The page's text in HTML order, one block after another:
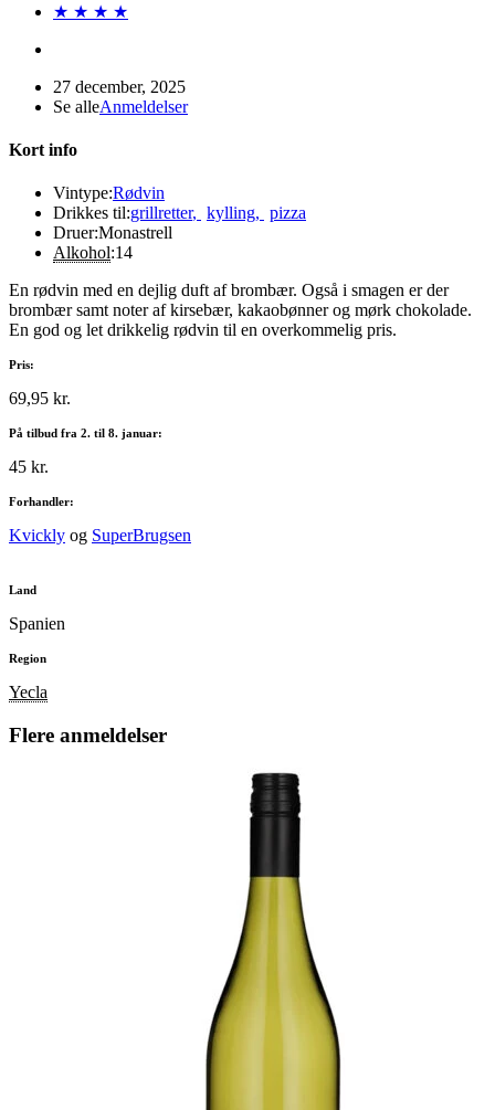
★ ★ ★ ★
27 december, 2025
Se alleAnmeldelser
Kort info
Vintype:Rødvin
Drikkes til:grillretter, kylling, pizza
Druer:Monastrell
Alkohol:14
En rødvin med en dejlig duft af brombær. Også i smagen er der
brombær samt noter af kirsebær, kakaobønner og mørk chokolade.
En god og let drikkelig rødvin til en overkommelig pris.
Pris:
69,95 kr.
På tilbud fra 2. til 8. januar:
45 kr.
Forhandler:
Kvickly og SuperBrugsen
Land
Spanien
Region
Yecla
Flere anmeldelser